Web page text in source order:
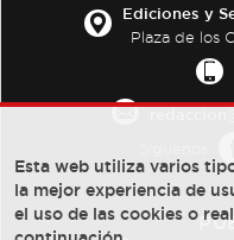
Ediciones y
Plaza de los
Esta web utiliza varios
la mejor experiencia de
el uso de las cookies o